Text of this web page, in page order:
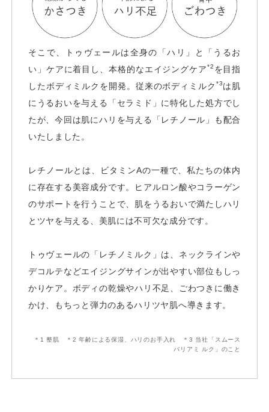
そこで、トゥヴェールは全身の「ハリ」と「うるお
い」ケアに着目し、本格的なエイジングケア*2 を目指
したボディミルクを開発。従来のボディミルク *3は肌
にうるおいを与える「セラミド」に特化した処方でし
たが、今回は肌にハリを与える「レチノール」も配合
いたしました。
レチノールとは、ビタミンAの一種で、私たちの体内
に存在する美容成分です。ヒアルロン酸やコラーゲン
のサポートを行うことで、肌をうるおいで満たしハリ
とツヤを与える、美肌には不可欠な成分です。
トゥヴェールの「レチノミルク」は、ネックラインや
デコルテなどエイジングサインが出やすい部位もしっ
かりケア。ボディの乾燥やハリ不足、ごわつきに働き
かけ、もちっと弾力のあるハリツヤ肌へ導きます。
＊1 整肌 ＊2 年齢による保湿、ハリのお手入れ ＊3 当社「スムース
バリアミ ルク」のこと